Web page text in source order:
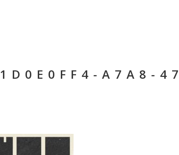
1D0E0FF4-A7A8-